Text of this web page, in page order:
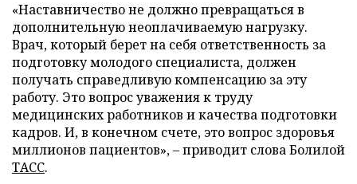
«Наставничество не должно превращаться в
дополнительную неоплачиваемую нагрузку.
Врач, который берет на себя ответственность за
подготовку молодого специалиста, должен
получать справедливую компенсацию за эту
работу. Это вопрос уважения к труду
медицинских работников и качества подготовки
кадров. И, в конечном счете, это вопрос здоровья
миллионов пациентов», – приводит слова Болилой
ТАСС.